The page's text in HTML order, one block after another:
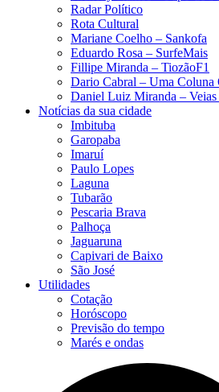
Radar Político
Rota Cultural
Mariane Coelho – Sankofa
Eduardo Rosa​ – SurfeMais
Fillipe Miranda – TiozãoF1
Dario Cabral – Uma Coluna
Daniel Luiz Miranda – Veias
Notícias da sua cidade
Imbituba
Garopaba
Imaruí
Paulo Lopes
Laguna
Tubarão
Pescaria Brava
Palhoça
Jaguaruna
Capivari de Baixo
São José
Utilidades
Cotação
Horóscopo
Previsão do tempo
Marés e ondas